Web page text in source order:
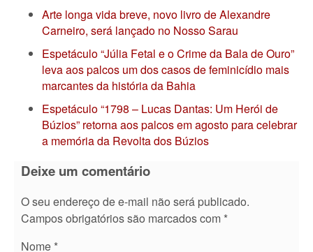
Arte longa vida breve, novo livro de Alexandre
Carneiro, será lançado no Nosso Sarau
Espetáculo “Júlia Fetal e o Crime da Bala de Ouro”
leva aos palcos um dos casos de feminicídio mais
marcantes da história da Bahia
Espetáculo “1798 – Lucas Dantas: Um Herói de
Búzios” retorna aos palcos em agosto para celebrar
a memória da Revolta dos Búzios
Deixe um comentário
O seu endereço de e-mail não será publicado.
Campos obrigatórios são marcados com *
Nome *